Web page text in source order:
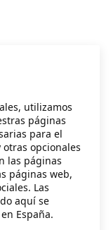
utilizamos
páginas
para el
opcionales
las páginas
páginas web,
Las
aquí se
España.